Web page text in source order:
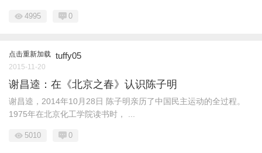
4995 0
点击重新加载 tuffy05
2015-11-20
谢昌逵：在《北京之春》认识陈子明
谢昌逵，2014年10月28日 陈子明亲历了中国民主运动的全过程。
1975年在北京化工学院读书时， ...
5010 0